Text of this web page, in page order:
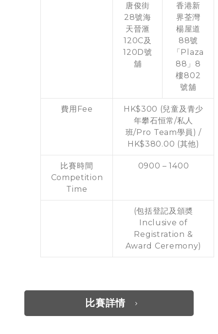
唐俊街
28號海
天晉滙
120C及
120D號
舖
香港新
界荃灣
楊屋道
88號
「Plaza
88」8
樓802
號舖
費用Fee
HK$300 (兒童及青少
年攀石恒常/私人
班/Pro Team學員) /
HK$380.00 (其他)
比賽時間
Competition
Time
0900 – 1400
(包括登記及頒奬
Inclusive of
Registration &
Award Ceremony)
比賽詳情